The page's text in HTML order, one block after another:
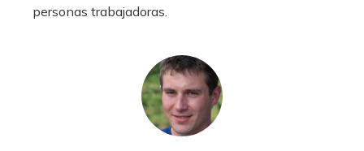
personas trabajadoras.